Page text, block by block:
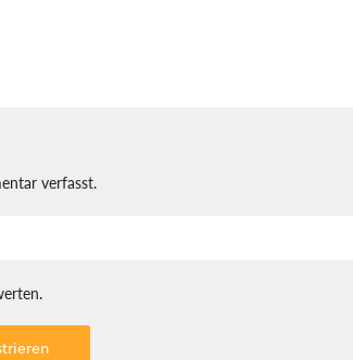
verfasst.